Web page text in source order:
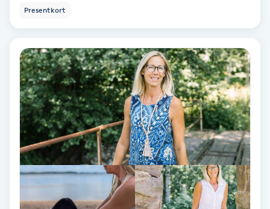
Herrklippning
HIFU
Hollywood Peel
Hot Stone Massage
Hot yoga
Hudföryngring
Presentkort